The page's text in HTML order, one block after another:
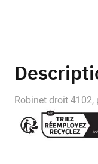
Robinet droit